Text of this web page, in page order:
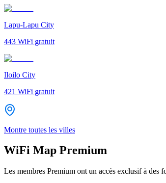
Lapu-Lapu City
443 WiFi gratuit
Iloilo City
421 WiFi gratuit
Montre toutes les villes
WiFi Map Premium
Les membres Premium ont un accès exclusif à des